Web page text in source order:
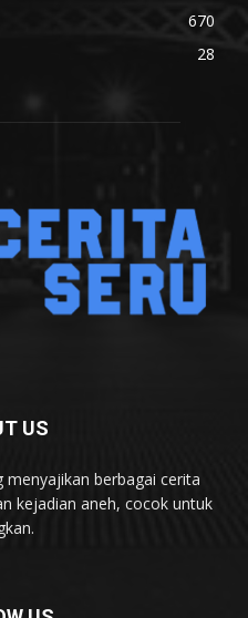
670
28
US
menyajikan berbagai cerita
kejadian aneh, cocok untuk